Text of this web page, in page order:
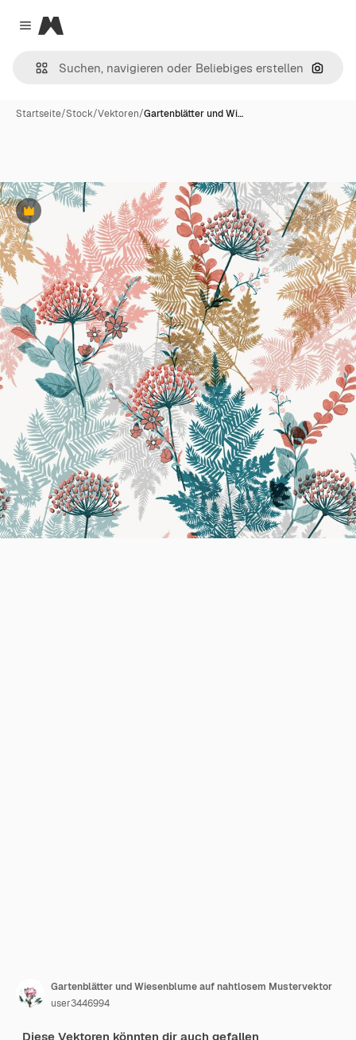
Close menu
Magnific
Nach
Startseite/Stock/Vektoren/Gartenblätter und Wi…
Premium
Gartenblätter und Wiesenblume auf nahtlosem Mustervektor
user3446994
Diese Vektoren könnten dir auch gefallen